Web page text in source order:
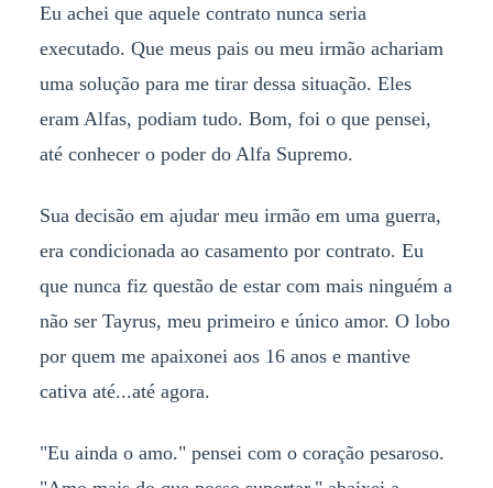
Eu achei que aquele contrato nunca seria
executado. Que meus pais ou meu irmão achariam
uma solução para me tirar dessa situação. Eles
eram Alfas, podiam tudo. Bom, foi o que pensei,
até conhecer o poder do Alfa Supremo.
Sua decisão em ajudar meu irmão em uma guerra,
era condicionada ao casamento por contrato. Eu
que nunca fiz questão de estar com mais ninguém a
não ser Tayrus, meu primeiro e único amor. O lobo
por quem me apaixonei aos 16 anos e mantive
cativa até...até agora.
"Eu ainda o amo." pensei com o coração pesaroso.